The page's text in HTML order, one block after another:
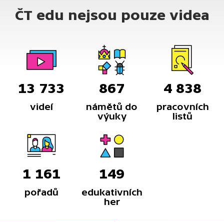
ČT edu nejsou pouze videa
13 733
videí
867
námětů do
výuky
4 838
pracovních
listů
1 161
pořadů
149
edukativních
her